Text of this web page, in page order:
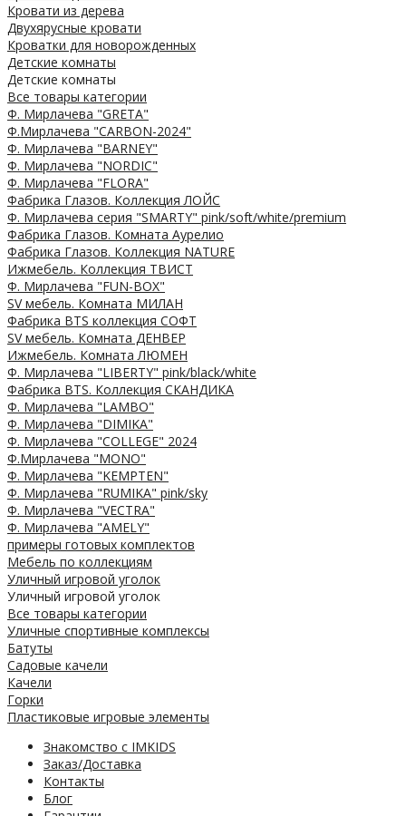
Кровати из дерева
Двухярусные кровати
Кроватки для новорожденных
Детские комнаты
Детские комнаты
Все товары категории
Ф. Мирлачева "GRETA"
Ф.Мирлачева "CARBON-2024"
Ф. Мирлачева "BARNEY"
Ф. Мирлачева "NORDIC"
Ф. Мирлачева "FLORA"
Фабрика Глазов. Коллекция ЛОЙС
Ф. Мирлачева серия "SMARTY" pink/soft/white/premium
Фабрика Глазов. Комната Аурелио
Фабрика Глазов. Коллекция NATURE
Ижмебель. Коллекция ТВИСТ
Ф. Мирлачева "FUN-BOX"
SV мебель. Комната МИЛАН
Фабрика BTS коллекция СОФТ
SV мебель. Комната ДЕНВЕР
Ижмебель. Комната ЛЮМЕН
Ф. Мирлачева "LIBERTY" pink/black/white
Фабрика BTS. Коллекция СКАНДИКА
Ф. Мирлачева "LAMBO"
Ф. Мирлачева "DIMIKA"
Ф. Мирлачева "COLLEGE" 2024
Ф.Мирлачева "MONO"
Ф. Мирлачева "KEMPTEN"
Ф. Мирлачева "RUMIKA" pink/sky
Ф. Мирлачева "VECTRA"
Ф. Мирлачева "AMELY"
примеры готовых комплектов
Мебель по коллекциям
Уличный игровой уголок
Уличный игровой уголок
Все товары категории
Уличные спортивные комплексы
Батуты
Садовые качели
Качели
Горки
Пластиковые игровые элементы
Знакомство с IMKIDS
Заказ/Доставка
Контакты
Блог